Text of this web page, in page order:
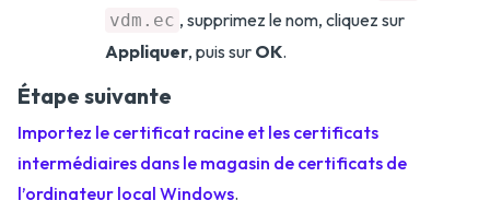
vdm.ec , supprimez le nom, cliquez sur
Appliquer, puis sur OK.
Étape suivante
Importez le certificat racine et les certificats
intermédiaires dans le magasin de certificats de
l’ordinateur local Windows.